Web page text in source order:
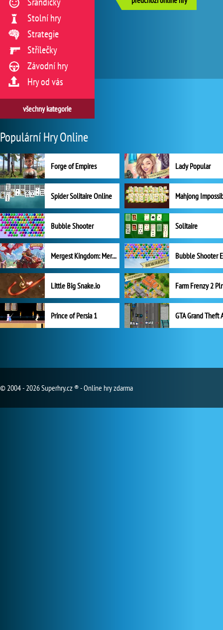
Stolní hry
Strategie
Střílečky
Závodní hry
Hry od vás
všechny kategorie
Populární Hry Online
Forge of Empires Lady Popular
Spider Solitaire Online Mahjong
Bubble Shooter Solitaire
Mergest Kingdom: Merge Puzzle
Little Big Snake.io
Prince of Persia 1 GTA Grand Theft
© 2004 - 2026 Superhry.cz ® - Online hry zdarma